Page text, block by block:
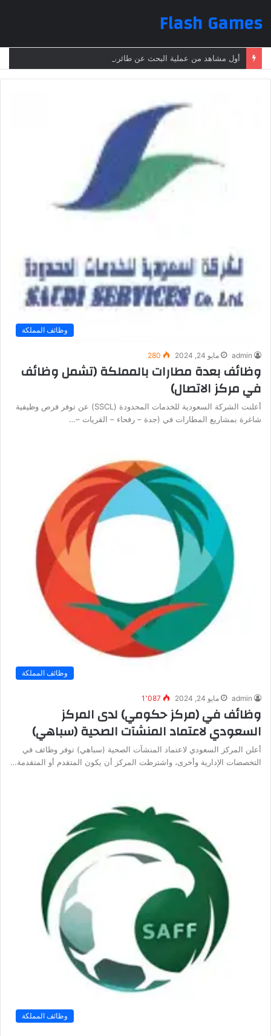
Flash Games
وظائف المملكة
admin مايو 24, 2024 280
وظائف بعدة مطارات بالمملكة (تشمل وظائف
في مركز الاتصال)
أعلنت الشركة السعودية للخدمات المحدودة (SSCL) عن توفر فرص وظيفية
شاغرة بمشاريع المطارات في (جدة – رفحاء – القريات –…
وظائف المملكة
admin مايو 24, 2024 1٬087
وظائف في (مركز حكومي) لدى المركز
السعودي لاعتماد المنشآت الصحية (سباهي)
أعلن المركز السعودي لاعتماد المنشآت الصحية (سباهي) توفر وظائف في
التخصصات الإدارية وأخرى، واشترطت المركز أن يكون المتقدم أو المتقدمة…
وظائف المملكة